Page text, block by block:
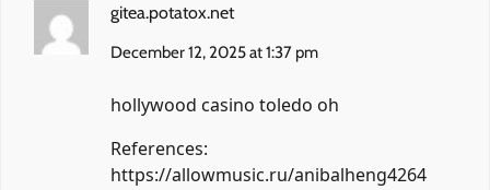
gitea.potatox.net
December 12, 2025 at 1:37 pm
hollywood casino toledo oh
References:
https://allowmusic.ru/anibalheng4264